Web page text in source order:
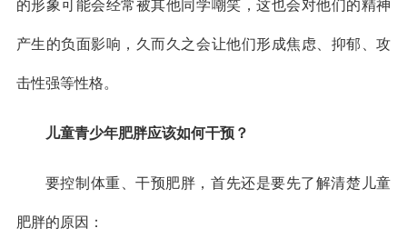
的形象可能会经常被其他同学嘲笑，这也会对他们的精神
产生的负面影响，久而久之会让他们形成焦虑、抑郁、攻
击性强等性格。
儿童青少年肥胖应该如何干预？
要控制体重、干预肥胖，首先还是要先了解清楚儿童
肥胖的原因：